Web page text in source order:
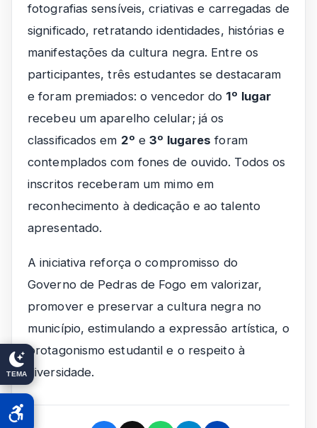
TEMA
fotografias sensíveis, criativas e carregadas de
significado, retratando identidades, histórias e
manifestações da cultura negra. Entre os
participantes, três estudantes se destacaram
e foram premiados: o vencedor do 1º lugar
recebeu um aparelho celular; já os
classificados em 2º e3º lugares foram
contemplados com fones de ouvido. Todos os
inscritos receberam um mimo em
reconhecimento à dedicação e ao talento
apresentado.
A iniciativa reforça o compromisso do
Governo de Pedras de Fogo em valorizar,
promover e preservar a cultura negra no
município, estimulando a expressão artística, o
protagonismo estudantil e o respeito à
diversidade.